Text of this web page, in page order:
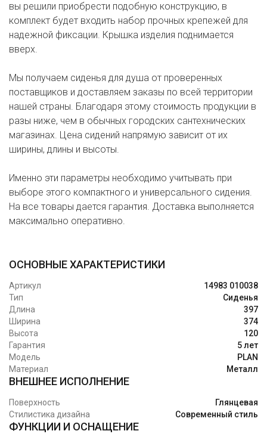
вы решили приобрести подобную конструкцию, в
комплект будет входить набор прочных крепежей для
надежной фиксации. Крышка изделия поднимается
вверх.
Мы получаем сиденья для душа от проверенных
поставщиков и доставляем заказы по всей территории
нашей страны. Благодаря этому стоимость продукции в
разы ниже, чем в обычных городских сантехнических
магазинах. Цена сидений напрямую зависит от их
ширины, длины и высоты.
Именно эти параметры необходимо учитывать при
выборе этого компактного и универсального сидения.
На все товары дается гарантия. Доставка выполняется
максимально оперативно.
ОСНОВНЫЕ ХАРАКТЕРИСТИКИ
Артикул
14983 010038
Тип
Сиденья
Длина
397
Ширина
374
Высота
120
Гарантия
5 лет
Модель
PLAN
Материал
Металл
ВНЕШНЕЕ ИСПОЛНЕНИЕ
Поверхность
Глянцевая
Стилистика дизайна
Современный стиль
ФУНКЦИИ И ОСНАЩЕНИЕ